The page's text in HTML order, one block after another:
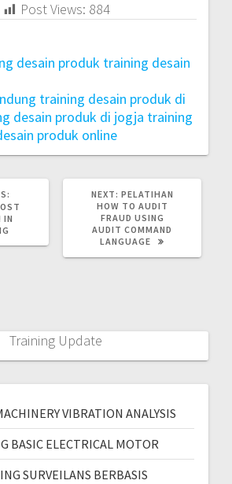
Post Views: 884
desain produk training desain
training desain produk di
desain produk di jogja training
produk online
IN
NEXT: PELATIHAN
HOW TO AUDIT
FRAUD USING
AUDIT COMMAND
LANGUAGE
Training Update
VIBRATION ANALYSIS
BASIC ELECTRICAL MOTOR
SURVEILANS BERBASIS